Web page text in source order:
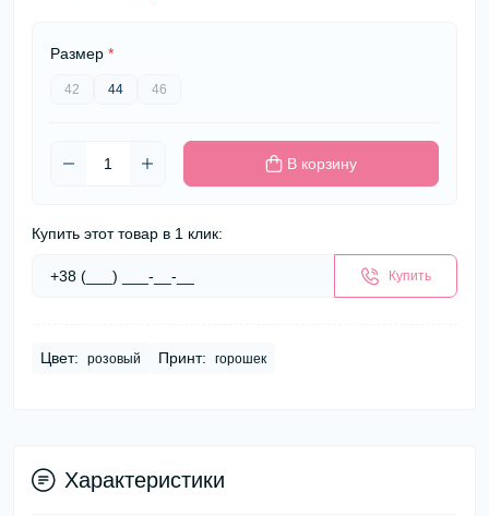
Размер *
42 44 46
В корзину
Купить этот товар в 1 клик:
Купить
Цвет: розовый Принт: горошек
Характеристики